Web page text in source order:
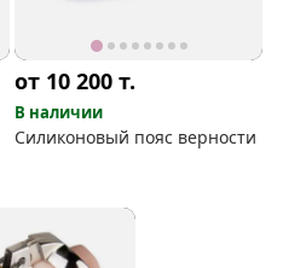
от 10 200т.
В наличии
Силиконовый пояс верности